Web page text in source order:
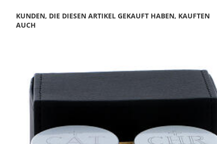
KUNDEN, DIE DIESEN ARTIKEL GEKAUFT HABEN, KAUFTEN
AUCH